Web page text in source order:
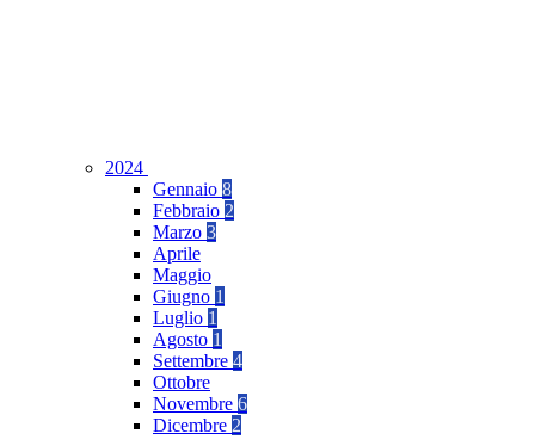
2024
Gennaio 8
Febbraio 2
Marzo 3
Aprile
Maggio
Giugno 1
Luglio 1
Agosto 1
Settembre 4
Ottobre
Novembre 6
Dicembre 2